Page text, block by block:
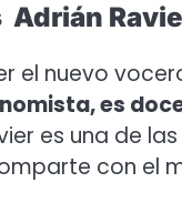
Adrián
el nuevo
es
es una de las
con el